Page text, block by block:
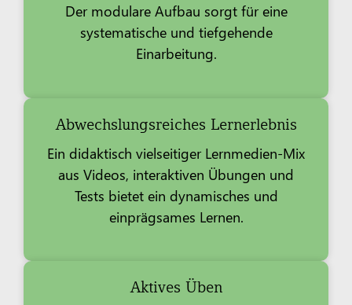
Der modulare Aufbau sorgt für eine
systematische und tiefgehende
Einarbeitung.
Abwechslungsreiches Lernerlebnis
Ein didaktisch vielseitiger Lernmedien-Mix
aus Videos, interaktiven Übungen und
Tests bietet ein dynamisches und
einprägsames Lernen.
Aktives Üben